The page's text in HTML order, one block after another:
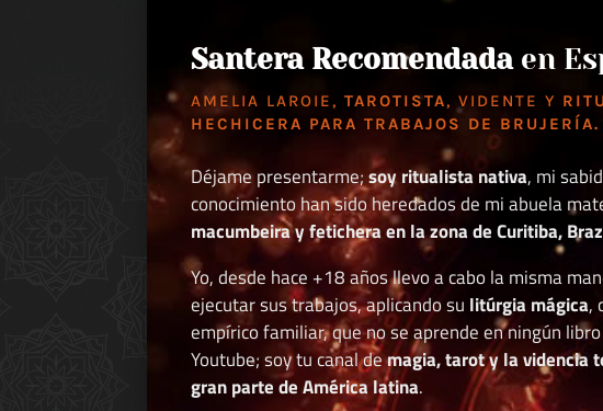
Santera Recomendadaen
AMELIA LAROIE,TAROTISTA, VIDENTE Y
HECHICERA PARA TRABAJOS DE BRUJERÍA.
Déjame presentarme;soy ritualista nativa, mi
conocimiento han sido heredados de mi abuela
macumbeira y fetichera en la zona de Curitiba,
Yo, desde hace +18 años llevo a cabo la misma
ejecutar sus trabajos, aplicando su litúrgia mágica,
empírico familiar, que no se aprende en ningún
Youtube; soy tu canal demagia, tarot y la videncia
gran parte de América latina.